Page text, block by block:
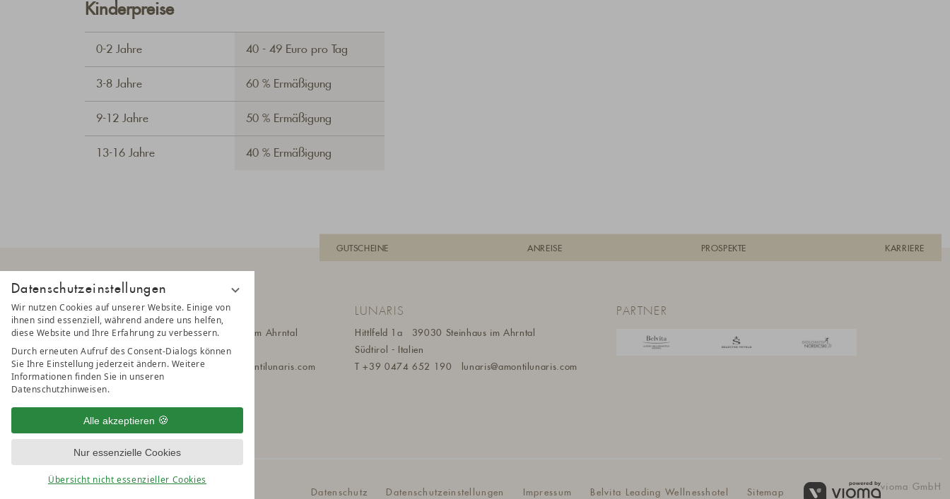
Datenschutzeinstellungen
Wir nutzen Cookies auf unserer Website. Einige von
ihnen sind essenziell, während andere uns helfen,
diese Website und Ihre Erfahrung zu verbessern.
Durch erneuten Aufruf des Consent-Dialogs können
Sie Ihre Einstellung jederzeit ändern. Weitere
Informationen finden Sie in unseren
Datenschutzhinweisen.
Alle akzeptieren
Nur essenzielle Cookies
Übersicht nicht essenzieller Cookies
Kinderpreise
0-2 Jahre 40 - 49 Euro pro Tag
3-8 Jahre 60 % Ermäßigung
9-12 Jahre 50 % Ermäßigung
13-16 Jahre 40 % Ermäßigung
GUTSCHEINE ANREISE PROSPEKTE KARRIERE
AMONTI
Klausbergstr. 55
39030 Steinhaus im Ahrntal
Südtirol - Italien
T+39 0474 651 010 amonti@a montilunaris.com
LUNARIS
Hittlfeld 1a
39030 Steinhaus im Ahrntal
Südtirol - Italien
T+39 0474 652 190 lunaris@amontilunaris.com
PARTNER
vioma GmbH
Datenschutz Datenschutzeinstellungen Impressum Belvita Leading Wellnesshotel Sitemap